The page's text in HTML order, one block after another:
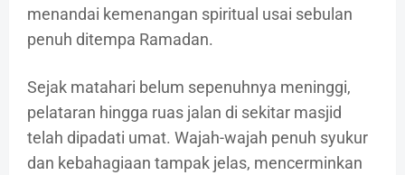
menandai kemenangan spiritual usai sebulan
penuh ditempa Ramadan.
Sejak matahari belum sepenuhnya meninggi,
pelataran hingga ruas jalan di sekitar masjid
telah dipadati umat. Wajah-wajah penuh syukur
dan kebahagiaan tampak jelas, mencerminkan